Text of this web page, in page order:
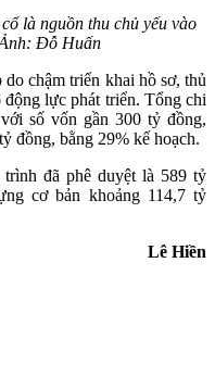
là nguồn thu chủ yếu vào
Đỗ Huấn
chậm triển khai hồ sơ, thủ
lực phát triển. Tổng chi
số vốn gần 300 tỷ đồng,
đồng, bằng 29% kế hoạch.
đã phê duyệt là 589 tỷ
cơ bản khoảng 114,7 tỷ
Lê Hiền